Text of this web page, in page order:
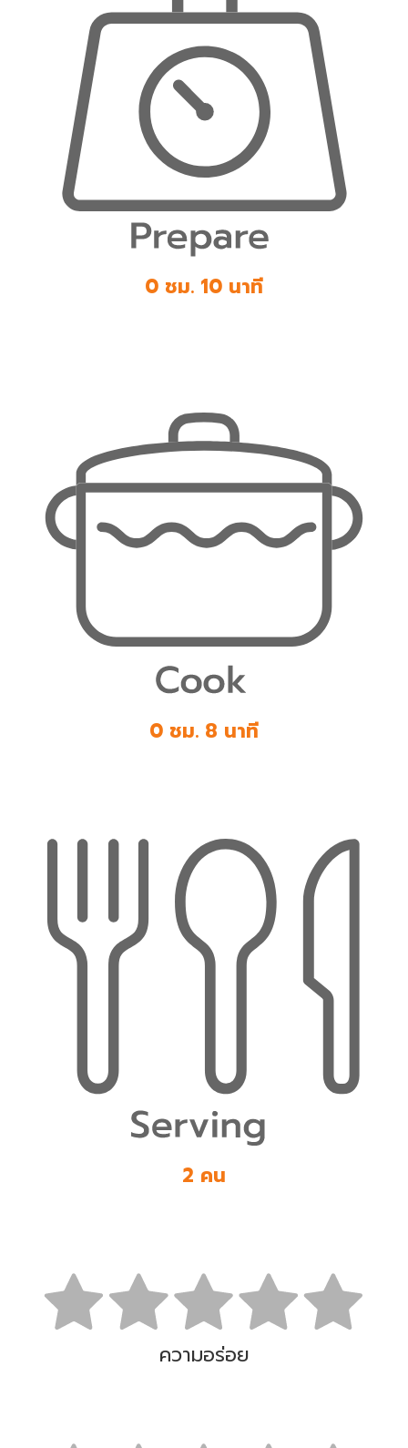
0 ชม. 10 นาที
0 ชม. 8 นาที
2 คน
ความอร่อย